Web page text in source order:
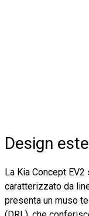
Design
La Kia Concept
caratterizzato da
presenta un muso